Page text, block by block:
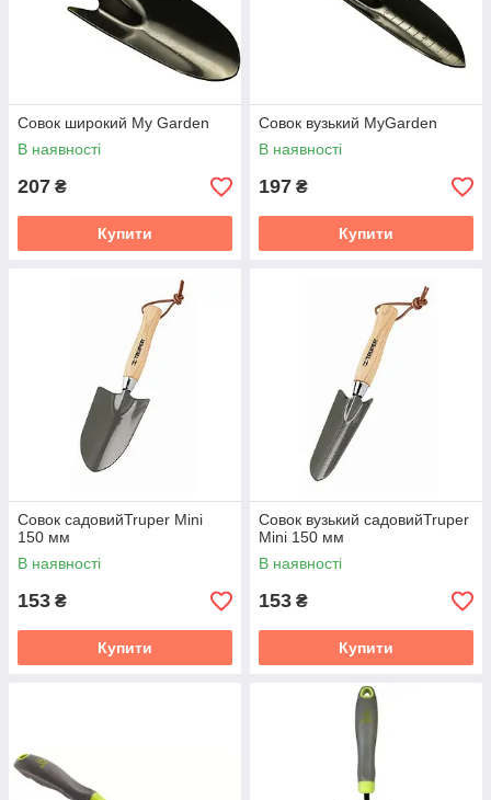
Совок широкий My Garden
В наявності
207 ₴
Купити
Совок вузький MyGarden
В наявності
197 ₴
Купити
Совок садовийTruper Mini
150 мм
В наявності
153 ₴
Купити
Совок вузький садовийTruper
Mini 150 мм
В наявності
153 ₴
Купити